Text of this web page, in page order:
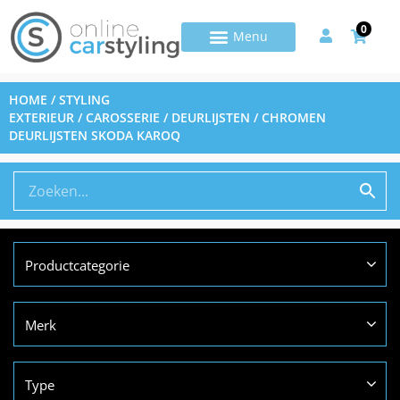
0
HOME /STYLING
EXTERIEUR /CAROSSERIE / DEURLIJSTEN / CHROMEN
DEURLIJSTEN SKODA KAROQ
Productcategorie
Merk
Type